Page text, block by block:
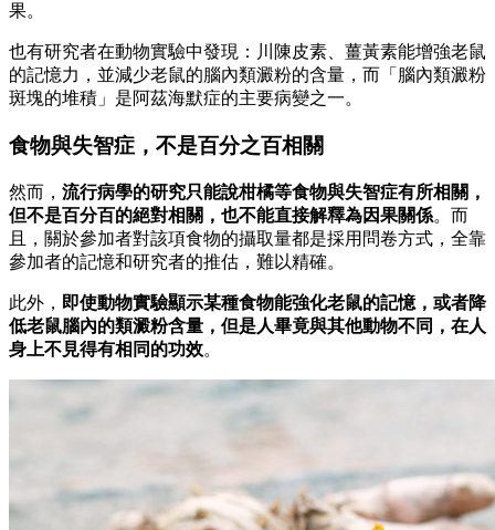
果。
也有研究者在動物實驗中發現：川陳皮素、薑黃素能增強老鼠
的記憶力，並減少老鼠的腦內類澱粉的含量，而「腦內類澱粉
斑塊的堆積」是阿茲海默症的主要病變之一。
食物與失智症，不是百分之百相關
然而， 流行病學的研究只能說柑橘等食物與失智症有所相關，
但不是百分百的絕對相關，也不能直接解釋為因果關係。而
且，關於參加者對該項食物的攝取量都是採用問卷方式，全靠
參加者的記憶和研究者的推估，難以精確。
此外， 即使動物實驗顯示某種食物能強化老鼠的記憶，或者降
低老鼠腦內的類澱粉含量，但是人畢竟與其他動物不同，在人
身上不見得有相同的功效。